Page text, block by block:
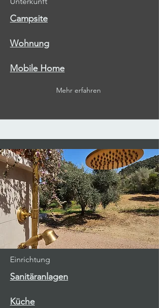
Campsite
Wohnung
Mobile Home
Mehr erfahren
Einrichtung
Sanitäranlagen
Küche